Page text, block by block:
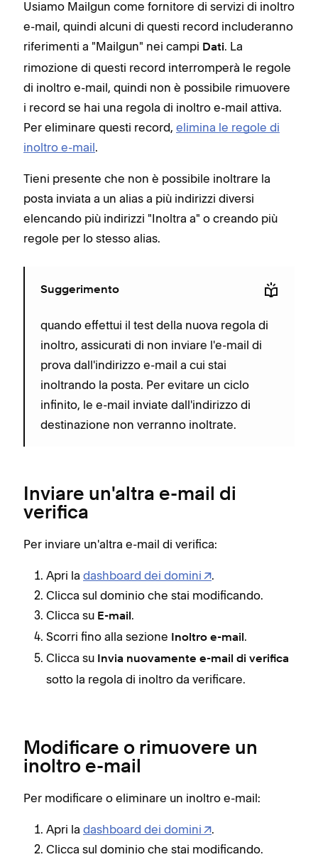
Usiamo Mailgun come fornitore di servizi di inoltro
e-mail, quindi alcuni di questi record includeranno
riferimenti a "Mailgun" nei campi Dati. La
rimozione di questi record interromperà le regole
di inoltro e-mail, quindi non è possibile rimuovere
i record se hai una regola di inoltro e-mail attiva.
Per eliminare questi record, elimina le regole di
inoltro e-mail.
Tieni presente che non è possibile inoltrare la
posta inviata a un alias a più indirizzi diversi
elencando più indirizzi "Inoltra a" o creando più
regole per lo stesso alias.
Suggerimento
quando effettui il test della nuova regola di
inoltro, assicurati di non inviare l'e-mail di
prova dall'indirizzo e-mail a cui stai
inoltrando la posta. Per evitare un ciclo
infinito, le e-mail inviate dall'indirizzo di
destinazione non verranno inoltrate.
Inviare un'altra e-mail di
verifica
Per inviare un'altra e-mail di verifica:
Apri la dashboard dei domini
.
Clicca sul dominio che stai modificando.
Clicca su E-mail .
Scorri fino alla sezione
Inoltro e-mail .
Clicca su
Invia nuovamente e-mail di verifica
sotto la regola di inoltro da verificare.
Modificare o rimuovere un
inoltro e-mail
Per modificare o eliminare un inoltro e-mail:
Apri la dashboard dei domini
.
Clicca sul dominio che stai modificando.